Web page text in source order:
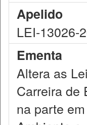
Apelido
LEI-13026-
Ementa
Altera as
Carreira de
na parte